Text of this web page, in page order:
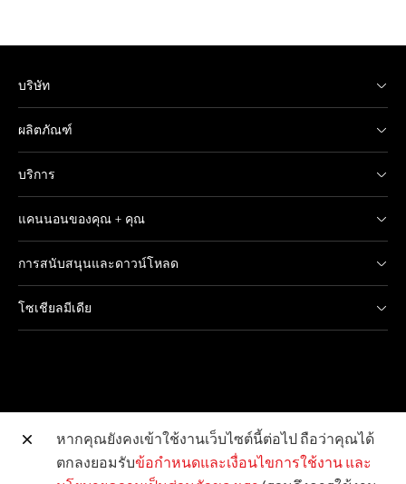
บริษัท
ผลิตภัณฑ์
บริการ
แคนนอนของคุณ + คุณ
การสนับสนุนและดาวน์โหลด
โซเชียลมีเดีย
เว็บไซต์อื่น ๆ ของแคนนอน
หากคุณยังคงเข้าใช้งานเว็บไซต์นี้ต่อไป ถือว่าคุณได้
ตกลงยอมรับข้อกำหนดและเงื่อนไขการใช้งาน และ